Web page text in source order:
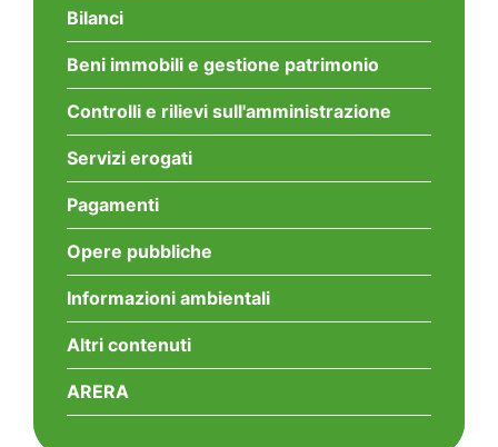
Bilanci
Beni immobili e gestione patrimonio
Controlli e rilievi sull'amministrazione
Servizi erogati
Pagamenti
Opere pubbliche
Informazioni ambientali
Altri contenuti
ARERA